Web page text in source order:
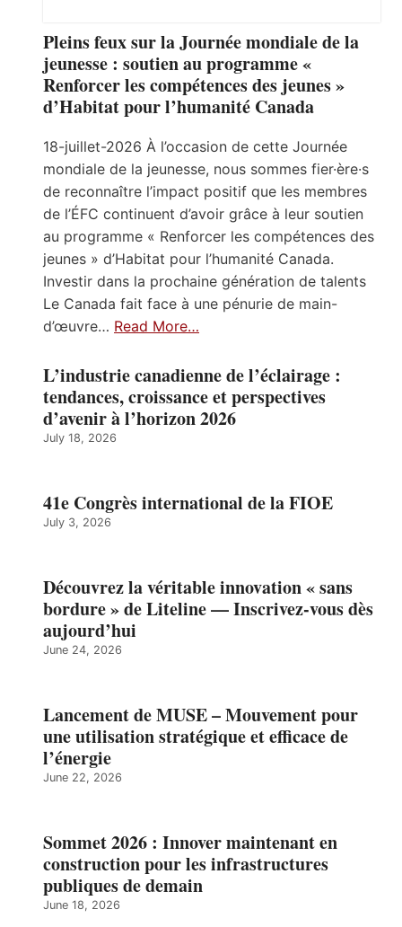
Pleins feux sur la Journée mondiale de la
jeunesse : soutien au programme «
Renforcer les compétences des jeunes »
d’Habitat pour l’humanité Canada
18-juillet-2026 À l’occasion de cette Journée
mondiale de la jeunesse, nous sommes fier·ère·s
de reconnaître l’impact positif que les membres
de l’ÉFC continuent d’avoir grâce à leur soutien
au programme « Renforcer les compétences des
jeunes » d’Habitat pour l’humanité Canada.
Investir dans la prochaine génération de talents
Le Canada fait face à une pénurie de main-
d’œuvre… Read More…
L’industrie canadienne de l’éclairage :
tendances, croissance et perspectives
d’avenir à l’horizon 2026
July 18, 2026
41e Congrès international de la FIOE
July 3, 2026
Découvrez la véritable innovation « sans
bordure » de Liteline — Inscrivez-vous dès
aujourd’hui
June 24, 2026
Lancement de MUSE – Mouvement pour
une utilisation stratégique et efficace de
l’énergie
June 22, 2026
Sommet 2026 : Innover maintenant en
construction pour les infrastructures
publiques de demain
June 18, 2026